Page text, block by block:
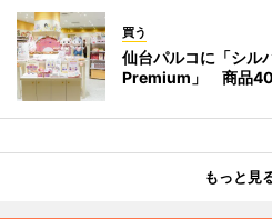
買う
仙台パルコに「シル
Premium」 商品
もっと見